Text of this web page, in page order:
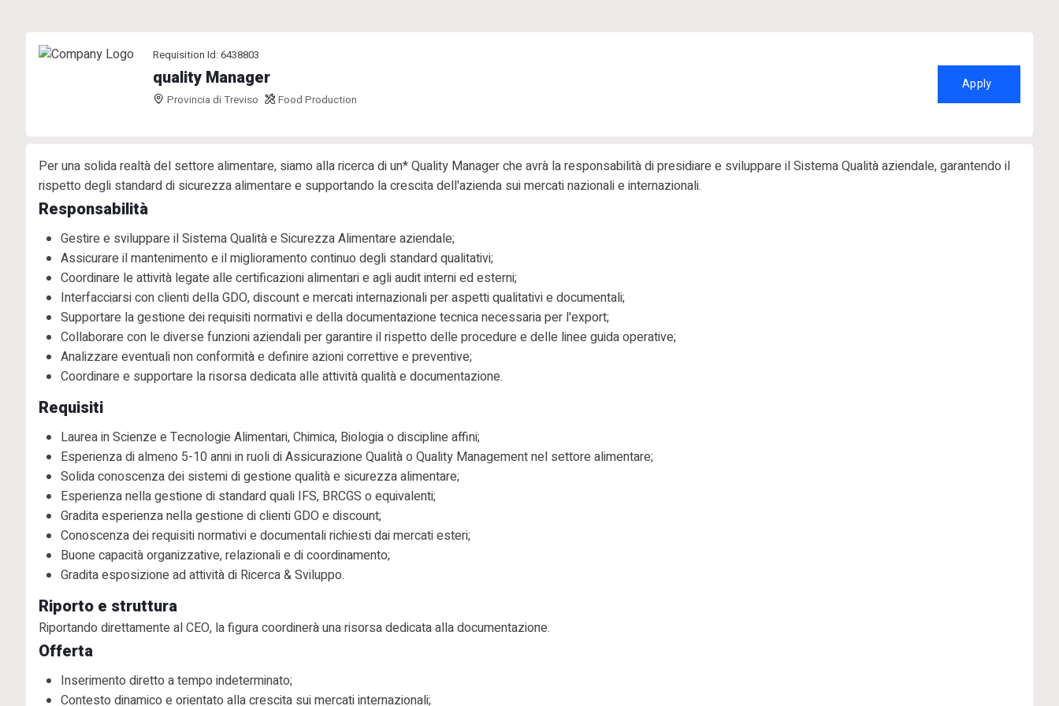
Requisition Id: 6438803
quality Manager
Provincia di Treviso Food Production
Apply
Per una solida realtà del settore alimentare, siamo alla ricerca di un*Quality Managerche avrà la responsabilità di presidiare e sviluppare il Sistema Qualità aziendale, garantendo il
rispetto degli standard di sicurezza alimentare e supportando la crescita dell'azienda sui mercati nazionali e internazionali.
Responsabilità
Gestire e sviluppare il Sistema Qualità e Sicurezza Alimentare aziendale;
Assicurare il mantenimento e il miglioramento continuo degli standard qualitativi;
Coordinare le attività legate alle certificazioni alimentari e agli audit interni ed esterni;
Interfacciarsi con clienti della GDO, discount e mercati internazionali per aspetti qualitativi e documentali;
Supportare la gestione dei requisiti normativi e della documentazione tecnica necessaria per l'export;
Collaborare con le diverse funzioni aziendali per garantire il rispetto delle procedure e delle linee guida operative;
Analizzare eventuali non conformità e definire azioni correttive e preventive;
Coordinare e supportare la risorsa dedicata alle attività qualità e documentazione.
Requisiti
Laurea in Scienze e Tecnologie Alimentari, Chimica, Biologia o discipline affini;
Esperienza di almeno 5-10 anni in ruoli di Assicurazione Qualità o Quality Management nel settore alimentare;
Solida conoscenza dei sistemi di gestione qualità e sicurezza alimentare;
Esperienza nella gestione di standard quali IFS, BRCGS o equivalenti;
Gradita esperienza nella gestione di clienti GDO e discount;
Conoscenza dei requisiti normativi e documentali richiesti dai mercati esteri;
Buone capacità organizzative, relazionali e di coordinamento;
Gradita esposizione ad attività di Ricerca & Sviluppo.
Riporto e struttura
Riportando direttamente al CEO, la figura coordinerà una risorsa dedicata alla documentazione.
Offerta
Inserimento diretto a tempo indeterminato;
Contesto dinamico e orientato alla crescita sui mercati internazionali;